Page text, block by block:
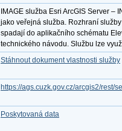
IMAGE služba Esri ArcGIS Server
jako veřejná služba. Rozhraní
spadají do aplikačního schématu
technického návodu. Službu lze
Stáhnout dokument vlastnosti služby
https://ags.cuzk.gov.cz/arcgis2/rest/
Poskytovaná data